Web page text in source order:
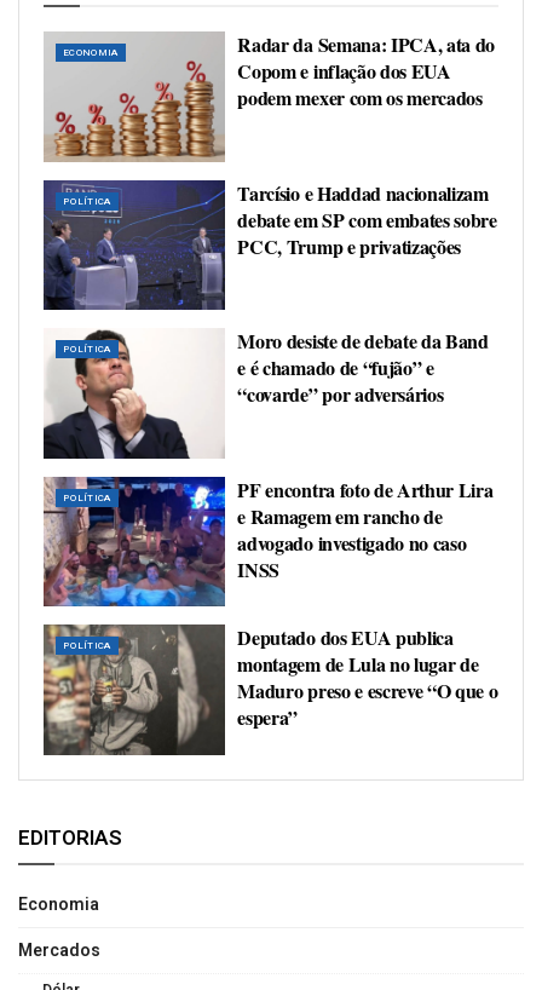
ECONOMIA
Radar da Semana: IPCA, ata do
Copom e inflação dos EUA
podem mexer com os mercados
POLÍTICA
Tarcísio e Haddad nacionalizam
debate em SP com embates sobre
PCC, Trump e privatizações
POLÍTICA
Moro desiste de debate da Band
e é chamado de “fujão” e
“covarde” por adversários
POLÍTICA
PF encontra foto de Arthur Lira
e Ramagem em rancho de
advogado investigado no caso
INSS
POLÍTICA
Deputado dos EUA publica
montagem de Lula no lugar de
Maduro preso e escreve “O que o
espera”
EDITORIAS
Economia
Mercados